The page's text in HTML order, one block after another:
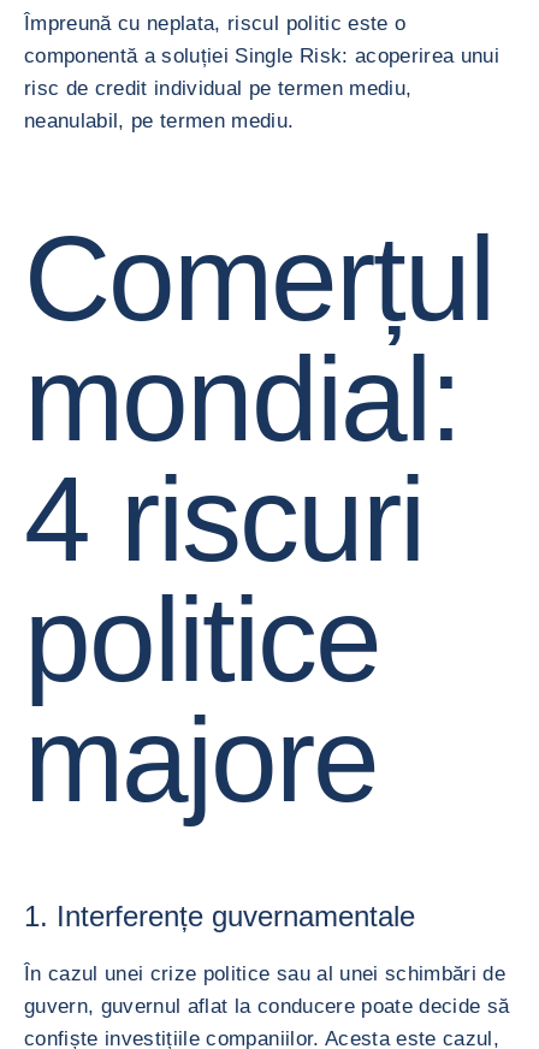
Împreună cu neplata, riscul politic este o
componentă a soluției Single Risk: acoperirea unui
risc de credit individual pe termen mediu,
neanulabil, pe termen mediu.
Comerțul
mondial:
4 riscuri
politice
majore
1. Interferențe guvernamentale
În cazul unei crize politice sau al unei schimbări de
guvern, guvernul aflat la conducere poate decide să
confiște investițiile companiilor. Acesta este cazul,